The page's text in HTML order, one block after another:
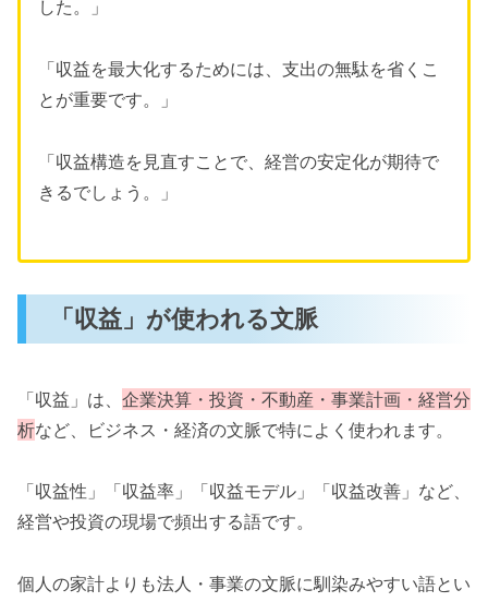
した。」
「収益を最大化するためには、支出の無駄を省くこ
とが重要です。」
「収益構造を見直すことで、経営の安定化が期待で
きるでしょう。」
「収益」が使われる文脈
「収益」は、 企業決算・投資・不動産・事業計画・経営分
析など、ビジネス・経済の文脈で特によく使われます。
「収益性」「収益率」「収益モデル」「収益改善」など、
経営や投資の現場で頻出する語です。
個人の家計よりも法人・事業の文脈に馴染みやすい語とい